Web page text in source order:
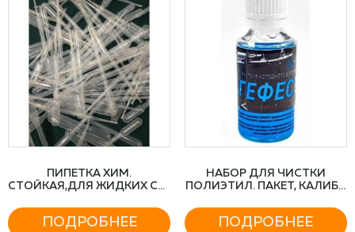
ПИПЕТКА ХИМ.
СТОЙКАЯ,ДЛЯ ЖИДКИХ СР-
ПОДРОБНЕЕ
НАБОР ДЛЯ ЧИСТКИ
ПОЛИЭТИЛ. ПАКЕТ, КАЛИБР
ПОДРОБНЕЕ